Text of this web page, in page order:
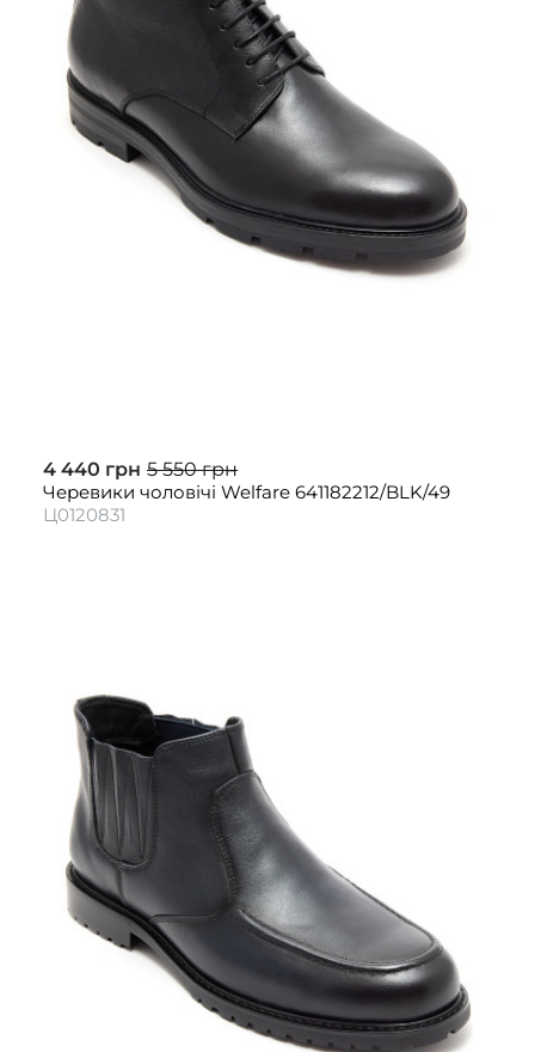
4 440 грн 5 550 грн
Черевики чоловічі Welfare 641182212/BLK/49
Ц0120831